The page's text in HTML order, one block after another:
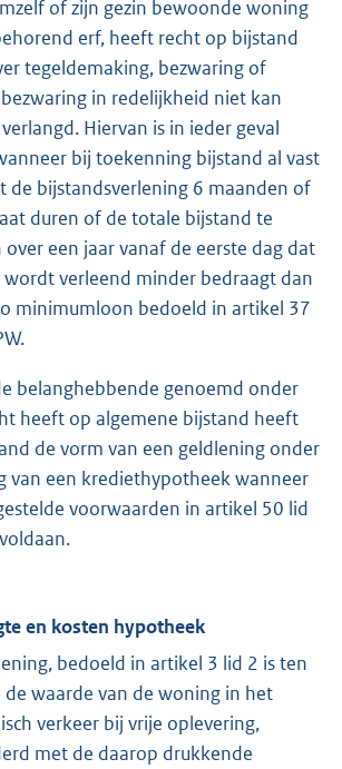
of zijn gezin bewoonde woning
erf, heeft recht op bijstand
tegeldemaking, bezwaring of
in redelijkheid niet kan
Hiervan is in ieder geval
bij toekenning bijstand al vast
de bijstandsverlening 6 maanden of
duren of de totale bijstand te
over een jaar vanaf de eerste dag dat
verleend minder bedraagt dan
minimumloon bedoeld in artikel 37
belanghebbende genoemd onder
heeft op algemene bijstand heeft
de vorm van een geldlening onder
van een krediethypotheek wanneer
voorwaarden in artikel 50 lid
en kosten hypotheek
bedoeld in artikel 3 lid 2 is ten
de waarde van de woning in het
verkeer bij vrije oplevering,
met de daarop drukkende